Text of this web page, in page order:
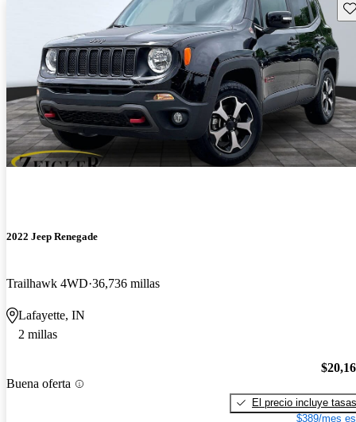
2022 Jeep Renegade
Trailhawk 4WD 36,736 millas
Lafayette, IN
2 millas
Buena oferta
El precio incluye tasas
$389/mes